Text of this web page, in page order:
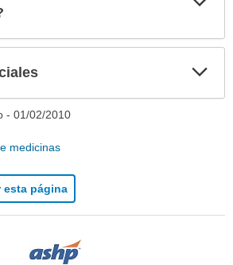
- 01/02/2010
medicinas
esta página